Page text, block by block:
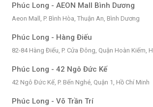
Phúc Long - AEON Mall Bình Dương
Aeon Mall, P. Bình Hòa, Thuận An, Bình Dương
Phúc Long - Hàng Điếu
82-84 Hàng Điếu, P. Cửa Đông, Quận Hoàn Kiếm,
Phúc Long - 42 Ngô Đức Kế
42 Ngô Đức Kế, P. Bến Nghé, Quận 1, Hồ Chí Minh
Phúc Long - Võ Trần Trí